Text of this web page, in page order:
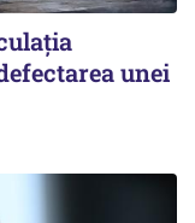
unei